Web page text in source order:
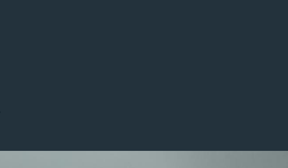
採用情報トップ